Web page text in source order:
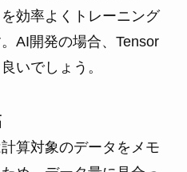
効率よくトレーニング
AI開発の場合、Tensor
いでしょう。
算対象のデータをメモ